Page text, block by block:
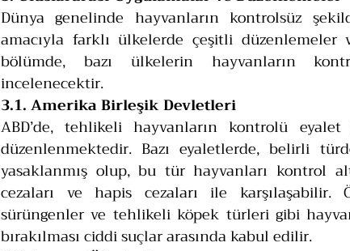
Dünya genelinde hayvanların kontrolsüz
amacıyla farklı ülkelerde çeşitli düzenlemeler
bölümde, bazı ülkelerin hayvanların
incelenecektir.
3.1. Amerika Birleşik Devletleri
ABD’de, tehlikeli hayvanların kontrolü
düzenlenmektedir. Bazı eyaletlerde, belirli
yasaklanmış olup, bu tür hayvanları kontrol
cezaları ve hapis cezaları ile karşılaşabilir.
sürüngenler ve tehlikeli köpek türleri gibi
bırakılması ciddi suçlar arasında kabul edilir.